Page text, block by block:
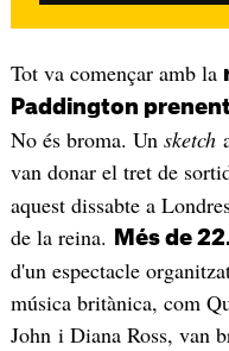
Tot va començar amb la
Paddington
No és broma. Un sketch
van donar el tret de
aquest dissabte a
de la reina.
Més de
d'un espectacle
música britànica, com
John i Diana Ross, van